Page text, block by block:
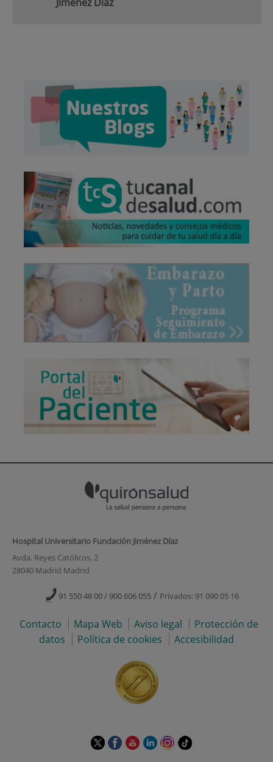
Hospital Universitario Fundación Jiménez Díaz
Avda. Reyes Católicos, 2
28040 Madrid Madrid
91 550 48 00 / 900 606 055 / Privados: 91 090 05 16
Contacto Mapa Web Aviso legal
Protección de
datos
Política de cookies Accesibilidad
EsteEsteEsteEsteEsteEnlace